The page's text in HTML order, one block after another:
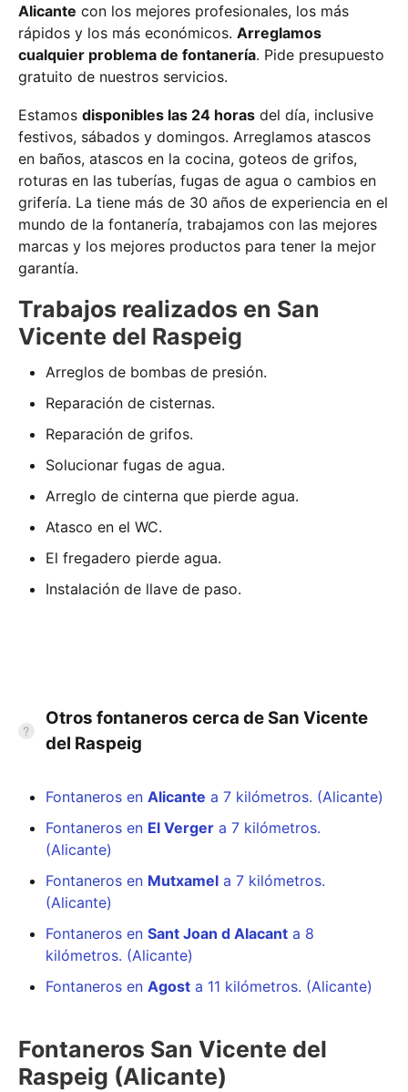
Alicante con los mejores profesionales, los más
rápidos y los más económicos. Arreglamos
cualquier problema de fontanería. Pide presupuesto
gratuito de nuestros servicios.
Estamos disponibles las 24 horas del día, inclusive
festivos, sábados y domingos. Arreglamos atascos
en baños, atascos en la cocina, goteos de grifos,
roturas en las tuberías, fugas de agua o cambios en
grifería. La tiene más de 30 años de experiencia en el
mundo de la fontanería, trabajamos con las mejores
marcas y los mejores productos para tener la mejor
garantía.
Trabajos realizados en San
Vicente del Raspeig
Arreglos de bombas de presión.
Reparación de cisternas.
Reparación de grifos.
Solucionar fugas de agua.
Arreglo de cinterna que pierde agua.
Atasco en el WC.
El fregadero pierde agua.
Instalación de llave de paso.
Otros fontaneros cerca de San Vicente
del Raspeig
Fontaneros en Alicante a 7 kilómetros. (Alicante)
Fontaneros en El Verger a 7 kilómetros.
(Alicante)
Fontaneros en Mutxamel a 7 kilómetros.
(Alicante)
Fontaneros en Sant Joan d Alacant a 8
kilómetros. (Alicante)
Fontaneros en Agost a 11 kilómetros. (Alicante)
Fontaneros San Vicente del
Raspeig (Alicante)